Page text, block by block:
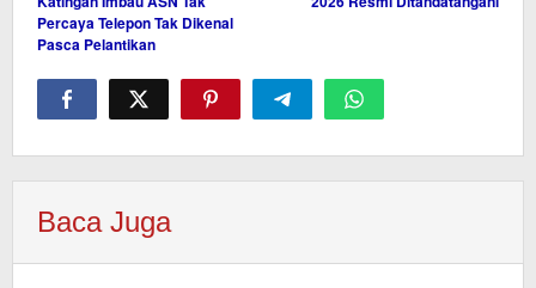
Percaya Telepon Tak Dikenal
Pasca Pelantikan
Baca Juga